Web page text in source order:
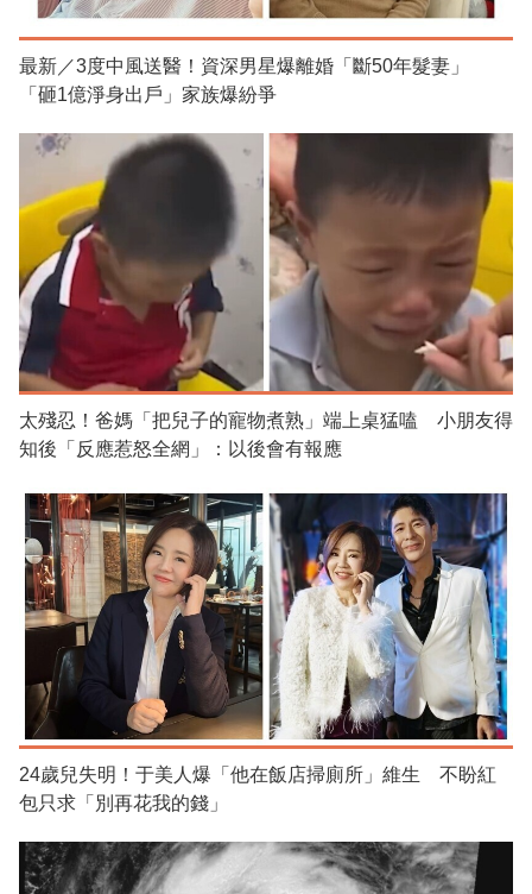
最新／3度中風送醫！資深男星爆離婚「斷50年髮妻」
「砸1億淨身出戶」家族爆紛爭
太殘忍！爸媽「把兒子的寵物煮熟」端上桌猛嗑 小朋友得
知後「反應惹怒全網」：以後會有報應
24歲兒失明！于美人爆「他在飯店掃廁所」維生 不盼紅
包只求「別再花我的錢」